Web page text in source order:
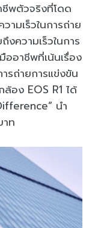
ชีพตัวจริงที่โดด
ามเร็วในการถ่าย
งความเร็วในการ
อาชีพที่เน้นเรื่อง
รถ่ายการแข่งขัน
อง EOS R1 ได้
นำ
ท